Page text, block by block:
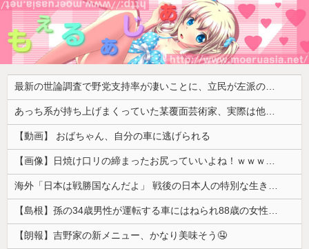
最新の世論調査で野党支持率が凄いことに、立民が左派の嫌う政策に賛同してしまった結果……
あっち系が持ち上げまくっていた某覆面芸術家、実際は他人に迷惑をかけまくりだったと証明されてしまい……
【動画】 おばちゃん、自分の車に逃げられる
【画像】日焼け口リの締まったお尻っていいよね！ｗｗｗｗｗ
海外「日本は戦勝国なんだよ」 戦後の日本人の特別な生き様に各国から称賛の声
【島根】孫の34歳男性が運転する車にはねられ88歳の女性が死亡…民家の敷地内での事故 奥出雲町
【朗報】吉野家の新メニュー、かなり美味そう🤤